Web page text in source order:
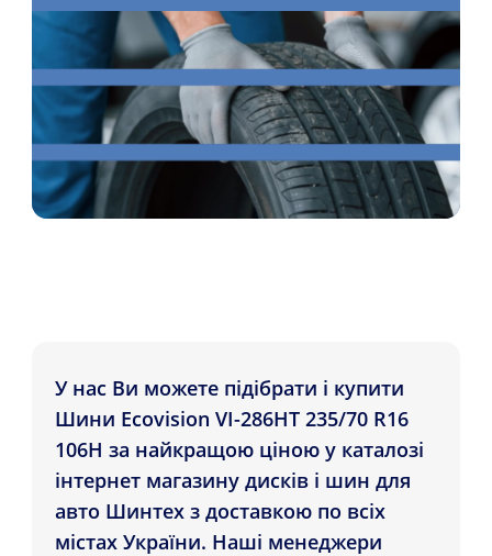
У нас Ви можете підібрати і купити
Шини Ecovision VI-286HT 235/70 R16
106H за найкращою ціною у каталозі
інтернет магазину дисків і шин для
авто Шинтех з доставкою по всіх
містах України. Наші менеджери